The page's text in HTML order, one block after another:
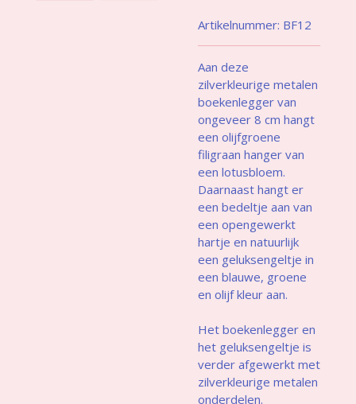
Artikelnummer: BF12
Aan deze
zilverkleurige metalen
boekenlegger van
ongeveer 8 cm hangt
een olijfgroene
filigraan hanger van
een lotusbloem.
Daarnaast hangt er
een bedeltje aan van
een opengewerkt
hartje en natuurlijk
een geluksengeltje in
een blauwe, groene
en olijf kleur aan.
Het boekenlegger en
het geluksengeltje is
verder afgewerkt met
zilverkleurige metalen
onderdelen.